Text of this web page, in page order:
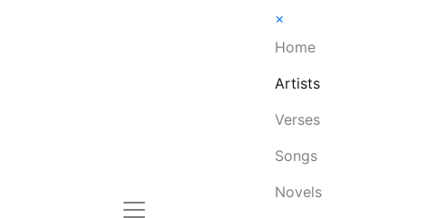
×
Home
Artists
Verses
Songs
Novels